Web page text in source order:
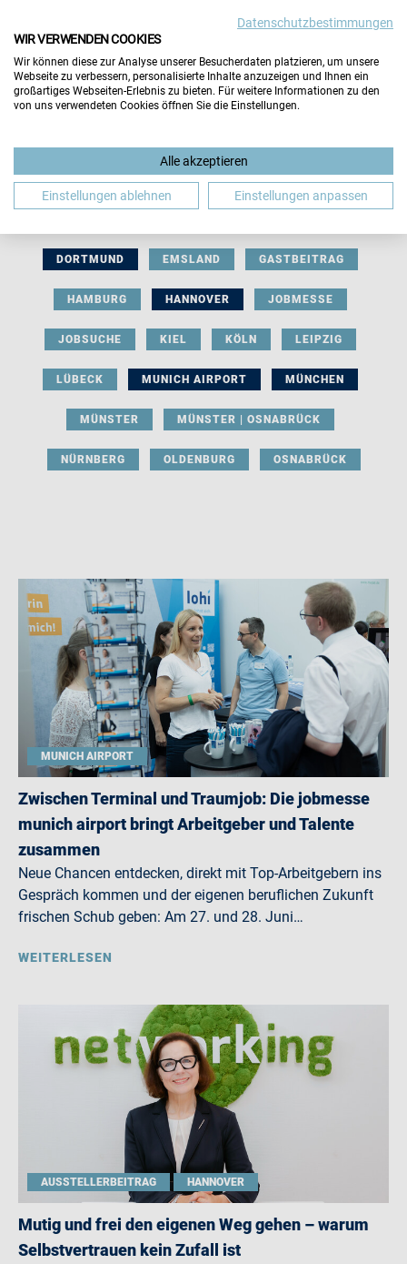
BERUFLICHE ORIENTIERUNG BEWERBUNG
DORTMUND EMSLAND GASTBEITRAG
HAMBURG HANNOVER JOBMESSE
JOBSUCHE KIEL KÖLN LEIPZIG
LÜBECK MUNICH AIRPORT MÜNCHEN
MÜNSTER MÜNSTER | OSNABRÜCK
NÜRNBERG OLDENBURG OSNABRÜCK
MUNICH AIRPORT
Zwischen Terminal und Traumjob: Die jobmesse
munich airport bringt Arbeitgeber und Talente
zusammen
Neue Chancen entdecken, direkt mit Top-Arbeitgebern ins
Gespräch kommen und der eigenen beruflichen Zukunft
frischen Schub geben: Am 27. und 28. Juni…
WEITERLESEN
AUSSTELLERBEITRAG HANNOVER
Mutig und frei den eigenen Weg gehen – warum
Selbstvertrauen kein Zufall ist
Datenschutzbestimmungen
WIR VERWENDEN COOKIES
Wir können diese zur Analyse unserer Besucherdaten platzieren, um unsere
Webseite zu verbessern, personalisierte Inhalte anzuzeigen und Ihnen ein
großartiges Webseiten-Erlebnis zu bieten. Für weitere Informationen zu den
von uns verwendeten Cookies öffnen Sie die Einstellungen.
Alle akzeptieren
Einstellungen ablehnen Einstellungen anpassen